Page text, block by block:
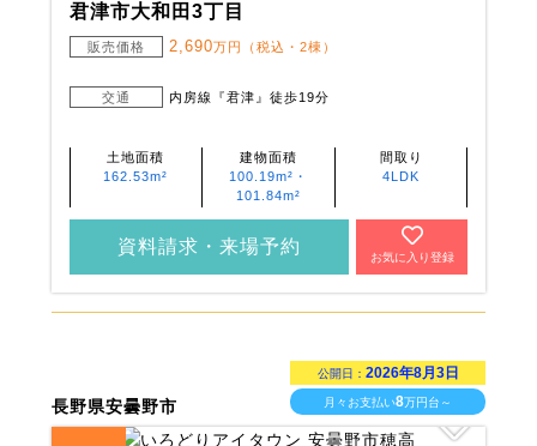
君津市大和田3丁目
販売価格 2,690万円（税込・2棟）
交通 内房線『君津』徒歩19分
土地面積
162.53m²
建物面積
100.19m²・
101.84m²
間取り
4LDK
資料請求・来場予約
お気に入り登録
長野県安曇野市
公開日： 2026年8月3日
月々お支払い8万円台～